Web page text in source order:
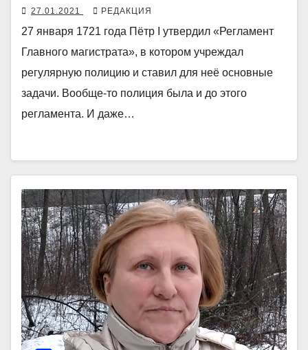
27.01.2021 РЕДАКЦИЯ
27 января 1721 года Пётр I утвердил «Регламент
Главного магистрата», в котором учреждал
регулярную полицию и ставил для неё основные
задачи. Вообще-то полиция была и до этого
регламента. И даже…